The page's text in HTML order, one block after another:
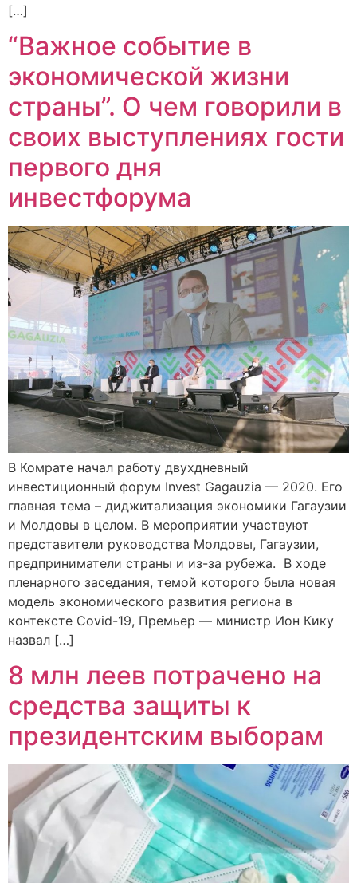
[…]
“Важное событие в
экономической жизни
страны”. О чем говорили в
своих выступлениях гости
первого дня
инвестфорума
В Комрате начал работу двухдневный
инвестиционный форум Invest Gagauzia — 2020. Его
главная тема – диджитализация экономики Гагаузии
и Молдовы в целом. В мероприятии участвуют
представители руководства Молдовы, Гагаузии,
предприниматели страны и из-за рубежа. В ходе
пленарного заседания, темой которого была новая
модель экономического развития региона в
контексте Covid-19, Премьер — министр Ион Кику
назвал […]
8 млн леев потрачено на
средства защиты к
президентским выборам